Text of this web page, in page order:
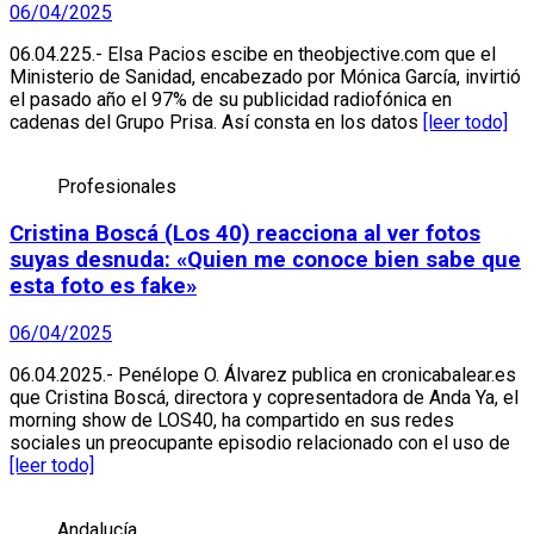
06/04/2025
06.04.225.- Elsa Pacios escibe en theobjective.com que el
Ministerio de Sanidad, encabezado por Mónica García, invirtió
el pasado año el 97% de su publicidad radiofónica en
cadenas del Grupo Prisa. Así consta en los datos
[leer todo]
Profesionales
Cristina Boscá (Los 40) reacciona al ver fotos
suyas desnuda: «Quien me conoce bien sabe que
esta foto es fake»
06/04/2025
06.04.2025.- Penélope O. Álvarez publica en cronicabalear.es
que Cristina Boscá, directora y copresentadora de Anda Ya, el
morning show de LOS40, ha compartido en sus redes
sociales un preocupante episodio relacionado con el uso de
[leer todo]